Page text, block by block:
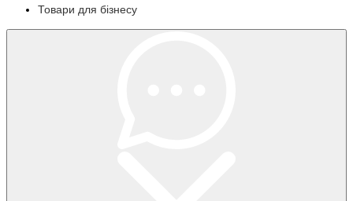
Товари для бізнесу